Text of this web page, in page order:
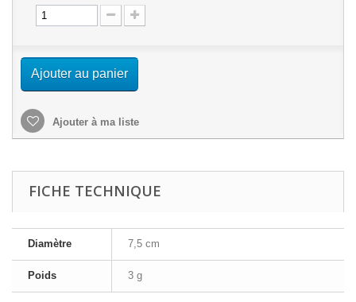
Ajouter au panier
Ajouter à ma liste
FICHE TECHNIQUE
Diamètre 7,5 cm
Poids 3 g